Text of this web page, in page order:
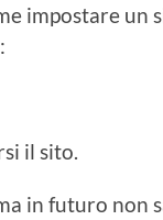
impostare un
il sito.
in futuro non